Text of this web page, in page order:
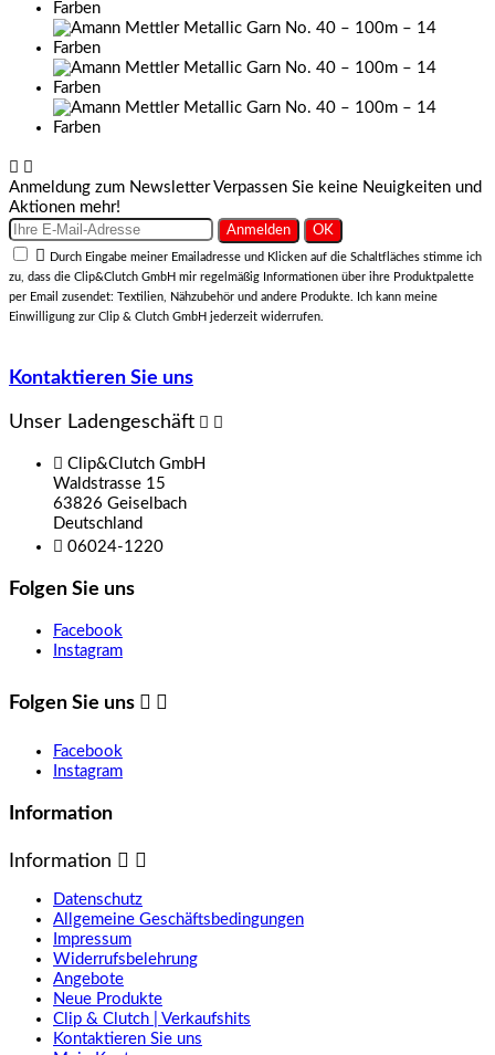
 
Anmeldung zum Newsletter Verpassen Sie keine Neuigkeiten und
Aktionen mehr!

Durch Eingabe meiner Emailadresse und Klicken auf die Schaltfläches stimme ich
zu, dass die Clip&Clutch GmbH mir regelmäßig Informationen über ihre Produktpalette
per Email zusendet: Textilien, Nähzubehör und andere Produkte. Ich kann meine
Einwilligung zur Clip & Clutch GmbH jederzeit widerrufen.
Kontaktieren Sie uns
Unser Ladengeschäft  
 Clip&Clutch GmbH
Waldstrasse 15
63826 Geiselbach
Deutschland
 06024-1220
Folgen Sie uns
Facebook
Instagram
Folgen Sie uns  
Facebook
Instagram
Information
Information  
Datenschutz
Allgemeine Geschäftsbedingungen
Impressum
Widerrufsbelehrung
Angebote
Neue Produkte
Clip & Clutch | Verkaufshits
Kontaktieren Sie uns